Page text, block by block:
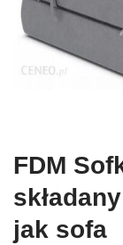
FDM
jak sofa